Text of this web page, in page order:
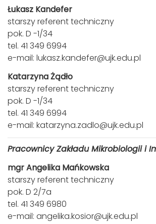
Łukasz Kandefer
starszy referent techniczny
pok. D -1/34
tel. 41 349 6994
e-mail: lukasz.kandefer@ujk.edu.pl
Katarzyna Żądło
starszy referent techniczny
pok. D -1/34
tel. 41 349 6994
e-mail: katarzyna.zadlo@ujk.edu.pl
Pracownicy Zakładu Mikrobiologii i
mgr Angelika Mańkowska
starszy referent techniczny
pok. D 2/7a
tel. 41 349 6980
e-mail: angelika.kosior@ujk.edu.pl